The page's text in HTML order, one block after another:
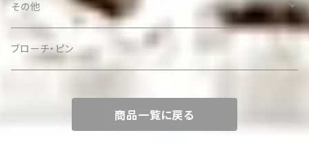
その他
ケース
ブローチ・ピン
商品一覧に戻る